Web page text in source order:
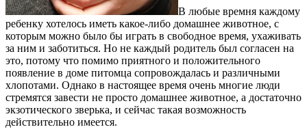
В любые времня каждому
ребенку хотелось иметь какое-либо домашнее животное, с
которым можно было бы играть в свободное время, ухаживать
за ним и заботиться. Но не каждый родитель был согласен на
это, потому что помимо приятного и положительного
появление в доме питомца сопровождалась и различными
хлопотами. Однако в настоящее время очень многие люди
стремятся завести не просто домашнее животное, а достаточно
экзотического зверька, и сейчас такая возможность
действительно имеется.